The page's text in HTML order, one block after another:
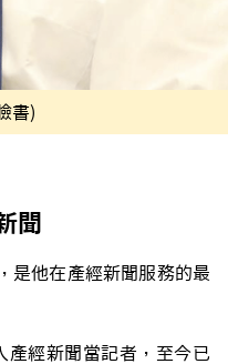
書)
聞
是他在產經新聞服務的最
產經新聞當記者，至今已